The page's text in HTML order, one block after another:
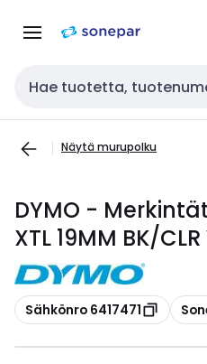
navigointiinsisältöön
Haku
Näytä murupolku
DYMO -
XTL 19MM BK/
Kopioi
Sähkönro 6417471 Kopioi